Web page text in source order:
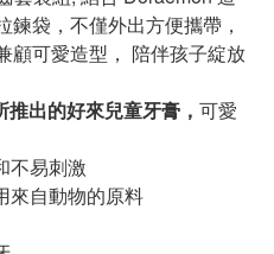
袋，不僅外出方便攜帶，
顧可愛造型， 陪伴孩子綻放
出的好來兒童牙膏， 可愛
不易刺激
來自動物的原料